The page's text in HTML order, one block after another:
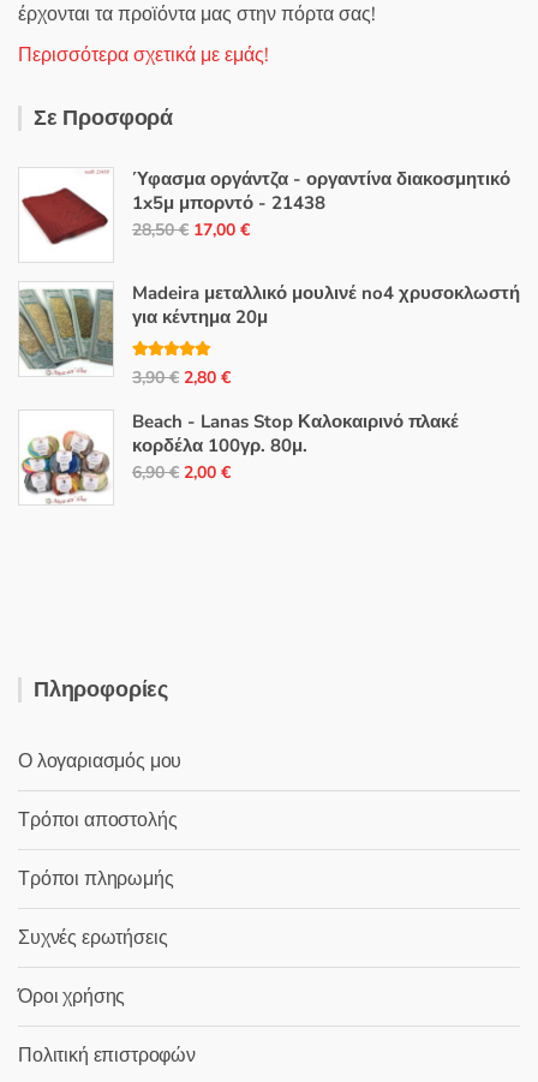
έρχονται τα προϊόντα μας στην πόρτα σας!
Περισσότερα σχετικά με εμάς!
Σε Προσφορά
Ύφασμα οργάντζα - οργαντίνα διακοσμητικό
1x5μ μπορντό - 21438
28,50€ Original
was:
28,50 €.
17,00 €Η
τιμή
είναι:
Madeira μεταλλικό μουλινέ no4 χρυσοκλωστή
για κέντημα 20μ
Βαθμολογή
θηκε με 5.00
3,90€ Original
was:
3,90 €.
2,80 €Η
τιμή
είναι:
Beach - Lanas Stop Καλοκαιρινό πλακέ
κορδέλα 100γρ. 80μ.
6,90€ Original
2,00 €Η
Πληροφορίες
Ο λογαριασμός μου
Τρόποι αποστολής
Τρόποι πληρωμής
Συχνές ερωτήσεις
Όροι χρήσης
Πολιτική επιστροφών